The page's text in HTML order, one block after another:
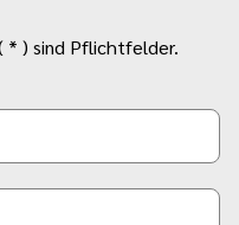
* ) sind Pflichtfelder.